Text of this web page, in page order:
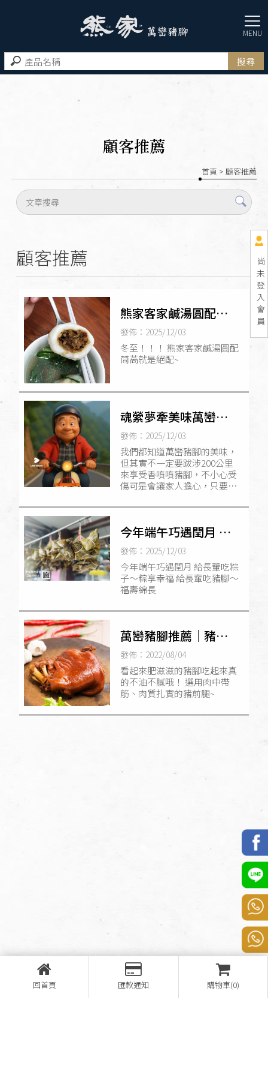
尚
未
登
入
會
員
顧客推薦
首頁 > 顧客推薦
顧客推薦
熊家客家鹹湯圓配茼
萵就是絕配~
發佈：2025/12/03
冬至！！！ 熊家客家鹹湯圓配
茼萵就是絕配~
魂縈夢牽美味萬巒豬
腳
發佈：2025/12/03
我們都知道萬巒豬腳的美味，
但其實不一定要跋涉200公里
來享受香噴噴豬腳，不小心受
傷可是會讓家人擔心，只要掃
以輕鬆享受熊家萬巒豬腳囉。
今年端午巧遇閏月 給
長輩吃粽子～粽享幸
福
發佈：2025/12/03
今年端午巧遇閏月 給長輩吃粽
子～粽享幸福 給長輩吃豬腳～
福壽綿長
萬巒豬腳推薦｜豬腳
禮盒推薦｜豬腳專賣
｜團購美食
發佈：2022/08/04
看起來肥滋滋的豬腳吃起來真
的不油不膩哦！ 選用肉中帶
筋、肉質扎實的豬前腿~
回首頁 匯款通知 購物車(0)